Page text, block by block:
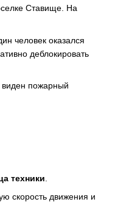
Ставище. На
человек оказался
деблокировать
техники
скорость движения и